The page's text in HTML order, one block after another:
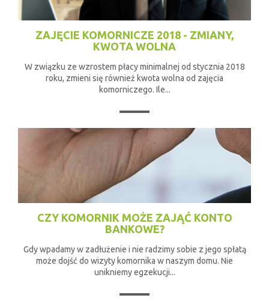
ZAJĘCIE KOMORNICZE 2018 - ZMIANY,
KWOTA WOLNA
W związku ze wzrostem płacy minimalnej od stycznia 2018
roku, zmieni się również kwota wolna od zajęcia
komorniczego. Ile...
CZY KOMORNIK MOŻE ZAJĄĆ KONTO
BANKOWE?
Gdy wpadamy w zadłużenie i nie radzimy sobie z jego spłatą
może dojść do wizyty komornika w naszym domu. Nie
unikniemy egzekucji...